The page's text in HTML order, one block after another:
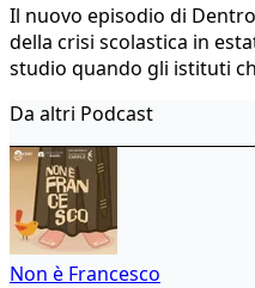
Il nuovo episodio di
della crisi scolastica in
studio quando gli istituti
Da altri Podcast
Non è Francesco